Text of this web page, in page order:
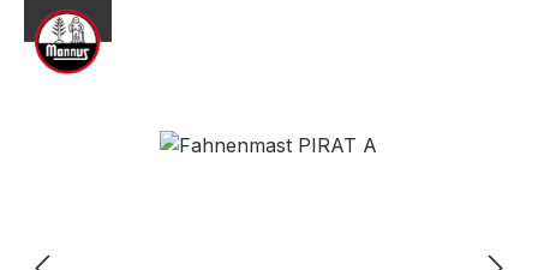
Bildergalerie überspringen